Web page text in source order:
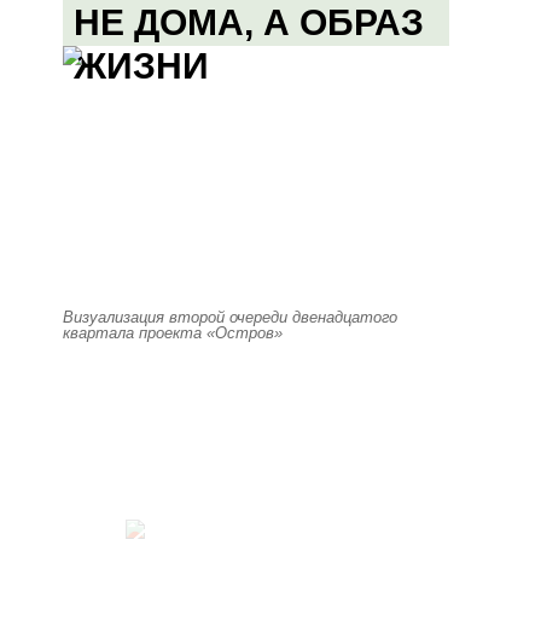
НЕ ДОМА, А ОБРАЗ
ЖИЗНИ
Визуализация второй очереди двенадцатого
квартала проекта «Остров»